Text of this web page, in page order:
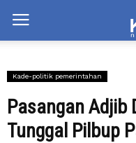
Kade-politik pemerintahan
Pasangan Adjib
Tunggal Pilbup